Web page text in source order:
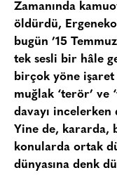
Zamanında
öldürdü,
bugün ’15
tek sesli bir hâle
birçok yöne
muğlak ‘terör’ ve
davayı
Yine de, kararda,
konularda ortak
dünyasına denk